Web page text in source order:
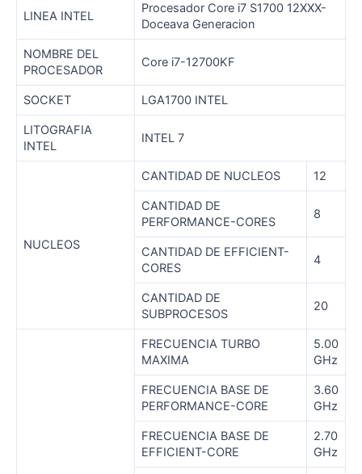
LINEA INTEL
Procesador Core i7 S1700 12XXX-
Doceava Generacion
NOMBRE DEL
PROCESADOR
Core i7-12700KF
SOCKET LGA1700 INTEL
LITOGRAFIA
INTEL
INTEL 7
NUCLEOS
CANTIDAD DE NUCLEOS 12
CANTIDAD DE
PERFORMANCE-CORES
8
CANTIDAD DE EFFICIENT-
CORES
4
CANTIDAD DE
SUBPROCESOS
20
FRECUENCIA TURBO
MAXIMA
5.00
GHz
FRECUENCIA BASE DE
PERFORMANCE-CORE
3.60
GHz
FRECUENCIA BASE DE
EFFICIENT-CORE
2.70
GHz